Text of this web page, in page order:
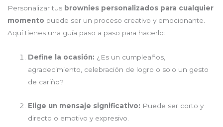
Personalizar tus brownies personalizados para cualquier
momento puede ser un proceso creativo y emocionante.
Aquí tienes una guía paso a paso para hacerlo:
Define la ocasión: ¿Es un cumpleaños,
agradecimiento, celebración de logro o solo un gesto
de cariño?
Elige un mensaje significativo: Puede ser corto y
directo o emotivo y expresivo.